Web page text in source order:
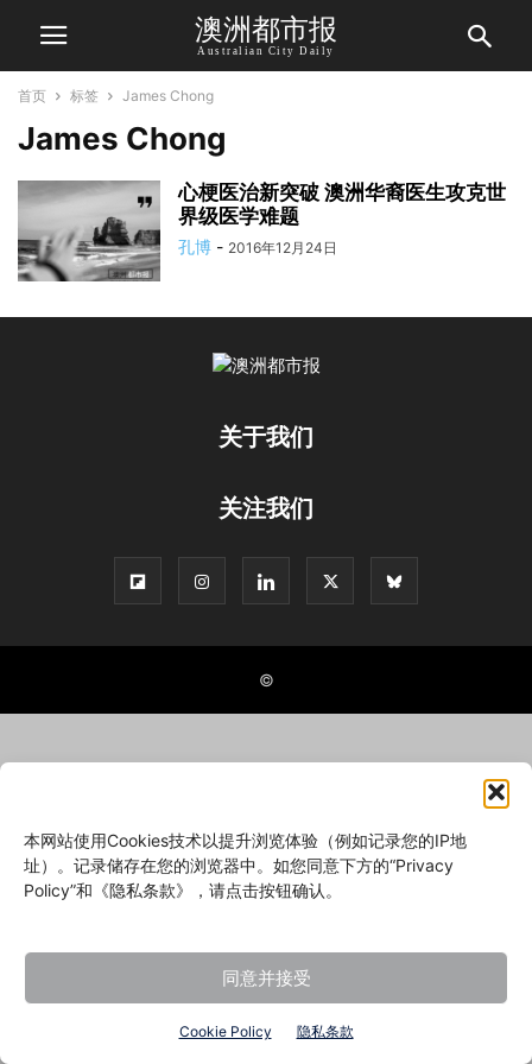
本网站使用Cookies技术以提升浏览体验（例如记录您的IP地
址）。记录储存在您的浏览器中。如您同意下方的“Privacy
Policy”和《隐私条款》，请点击按钮确认。
同意并接受
Cookie Policy 隐私条款
澳洲都市报
Australian City Daily
首页 标签 James Chong
James Chong
心梗医治新突破 澳洲华裔医生攻克世
界级医学难题
孔博 - 2016年12月24日
关于我们
关注我们
©